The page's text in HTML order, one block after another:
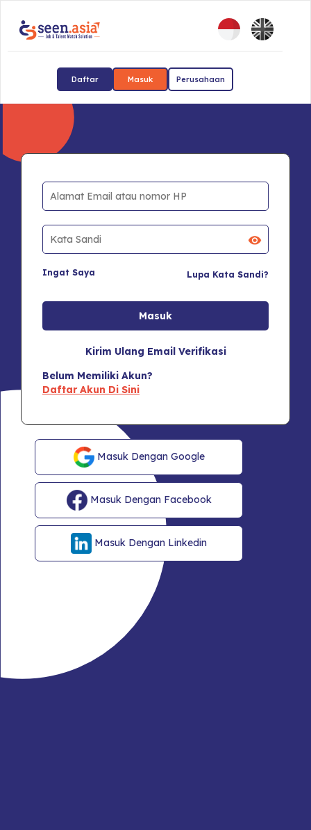
Daftar Masuk Perusahaan
Ingat Saya Lupa Kata Sandi?
Kirim Ulang Email Verifikasi
Belum Memiliki Akun?
Daftar Akun Di Sini
Masuk Dengan Google
Masuk Dengan Facebook
Masuk Dengan Linkedin